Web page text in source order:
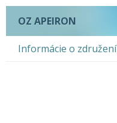
OZ APEIRON
Informácie o združení